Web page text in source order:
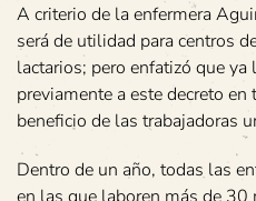
A criterio de la enfermera
será de utilidad para centros
lactarios; pero enfatizó que
previamente a este decreto
beneficio de las trabajadoras
Dentro de un año, todas las